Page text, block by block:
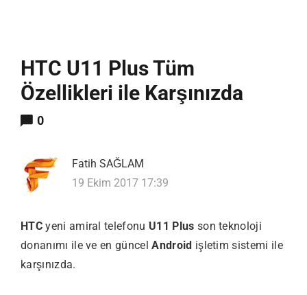
HTC U11 Plus Tüm
Özellikleri ile Karşınızda
0
Fatih SAĞLAM
19 Ekim 2017 17:39
HTCyeni amiral telefonu U11 Plus son teknoloji
donanımı ile ve en güncelAndroid işletim sistemi ile
karşınızda.